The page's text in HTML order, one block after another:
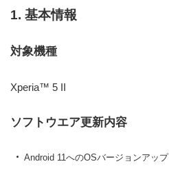
1. 基本情報
対象機種
Xperia™ 5 II
ソフトウエア更新内容
Android 11へのOSバージョンアップ